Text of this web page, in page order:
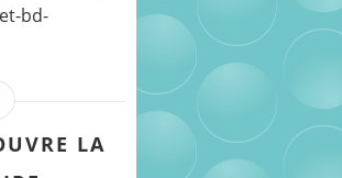
bd-
LA